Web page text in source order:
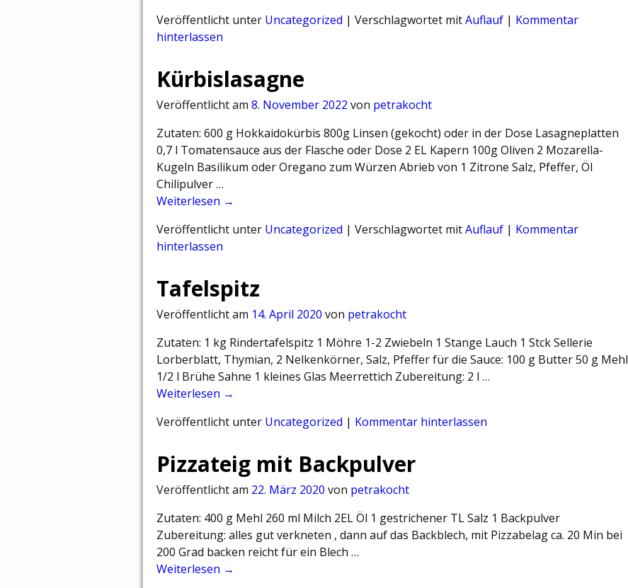
Veröffentlicht unter Uncategorized | Verschlagwortet mitAuflauf| Kommentar
hinterlassen
Kürbislasagne
Veröffentlicht am 8. November 2022 von petrakocht
Zutaten: 600 g Hokkaidokürbis 800g Linsen (gekocht) oder in der Dose Lasagneplatten
0,7 l Tomatensauce aus der Flasche oder Dose 2 EL Kapern 100g Oliven 2 Mozarella-
Kugeln Basilikum oder Oregano zum Würzen Abrieb von 1 Zitrone Salz, Pfeffer, Öl
Chilipulver …
Weiterlesen →
Veröffentlicht unter Uncategorized | Verschlagwortet mitAuflauf| Kommentar
hinterlassen
Tafelspitz
Veröffentlicht am 14. April 2020 von petrakocht
Zutaten: 1 kg Rindertafelspitz 1 Möhre 1-2 Zwiebeln 1 Stange Lauch 1 Stck Sellerie
Lorberblatt, Thymian, 2 Nelkenkörner, Salz, Pfeffer für die Sauce: 100 g Butter 50 g Mehl
1/2 l Brühe Sahne 1 kleines Glas Meerrettich Zubereitung: 2 l …
Weiterlesen →
Veröffentlicht unter Uncategorized | Kommentar hinterlassen
Pizzateig mit Backpulver
Veröffentlicht am 22. März 2020 von petrakocht
Zutaten: 400 g Mehl 260 ml Milch 2EL Öl 1 gestrichener TL Salz 1 Backpulver
Zubereitung: alles gut verkneten , dann auf das Backblech, mit Pizzabelag ca. 20 Min bei
200 Grad backen reicht für ein Blech …
Weiterlesen →